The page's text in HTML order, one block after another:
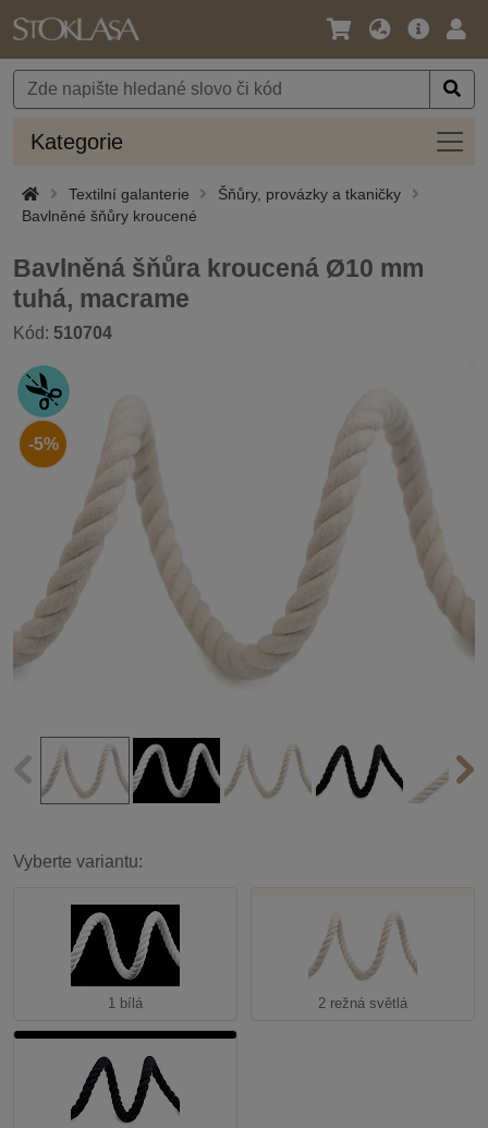
Jazyk
Měna
Hlavní
Kategorie
Textilní galanterie
Šňůry, provázky a tkaničky
Bavlněné šňůry kroucené
Bavlněná šňůra kroucená Ø10 mm
tuhá, macrame
Kód: 510704
-5%
Vyberte variantu:
1 bílá 2 režná světlá